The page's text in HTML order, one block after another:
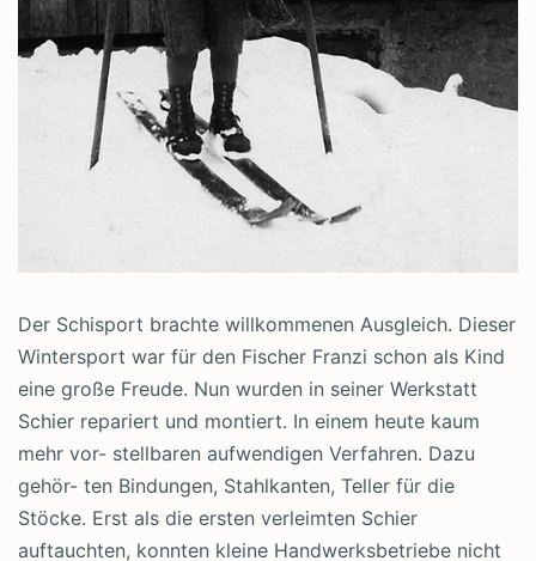
Der Schisport brachte willkommenen Ausgleich. Dieser
Wintersport war für den Fischer Franzi schon als Kind
eine große Freude. Nun wurden in seiner Werkstatt
Schier repariert und montiert. In einem heute kaum
mehr vor- stellbaren aufwendigen Verfahren. Dazu
gehör- ten Bindungen, Stahlkanten, Teller für die
Stöcke. Erst als die ersten verleimten Schier
auftauchten, konnten kleine Handwerksbetriebe nicht